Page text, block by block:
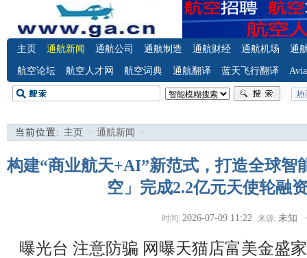
主页 通航新闻 通航公司 通航制造 通航财经 通航机场 通
航空论坛 航空人才网 航空词典 通航翻译 蓝天飞行翻译
当前位置: 主页 > 通航新闻 >
构建“商业航天+AI”新范式，打造全球智
空」完成2.2亿元天使轮融
时间: 2026-07-09 11:22 来源: 未知
曝光台 注意防骗 网曝天猫店富美金盛